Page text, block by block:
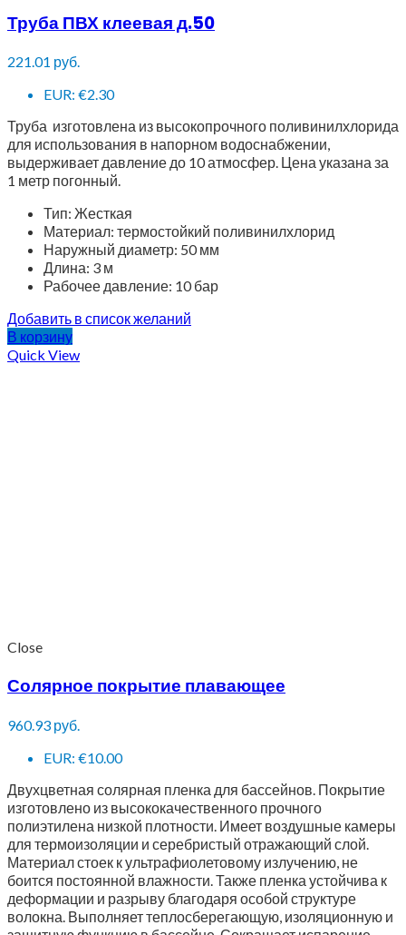
Труба ПВХ клеевая д.50
221.01 руб.
EUR: €2.30
Труба изготовлена из высокопрочного поливинилхлорида
для использования в напорном водоснабжении,
выдерживает давление до 10 атмосфер. Цена указана за
1 метр погонный.
Тип: Жесткая
Материал: термостойкий поливинилхлорид
Наружный диаметр: 50 мм
Длина: 3 м
Рабочее давление: 10 бар
Добавить в список желаний
В корзину
Quick View
Close
Солярное покрытие плавающее
960.93 руб.
EUR: €10.00
Двухцветная солярная пленка для бассейнов. Покрытие
изготовлено из высококачественного прочного
полиэтилена низкой плотности. Имеет воздушные камеры
для термоизоляции и серебристый отражающий слой.
Материал стоек к ультрафиолетовому излучению, не
боится постоянной влажности. Также пленка устойчива к
деформации и разрыву благодаря особой структуре
волокна. Выполняет теплосберегающую, изоляционную и